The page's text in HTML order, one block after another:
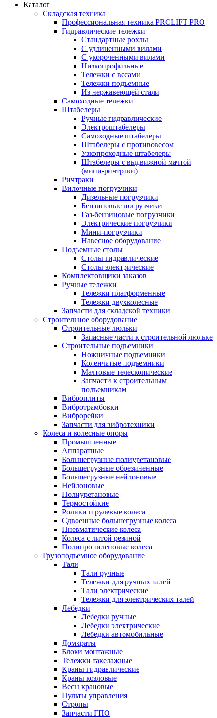
Каталог
Складская техника
Профессиональная техника PROLIFT PRO
Гидравлические тележки
Стандартные рохлы
С удлиненными вилами
С укороченными вилами
Низкопрофильные
Тележки с весами
Тележки подъемные
Из нержавеющей стали
Самоходные тележки
Штабелеры
Ручные гидравлические
Электроштабелеры
Самоходные штабелеры
Штабелеры с противовесом
Узкопроходные штабелеры
Штабелеры с выдвижной мачтой
(мини-ричтраки)
Ричтраки
Вилочные погрузчики
Дизельные погрузчики
Бензиновые погрузчики
Газ-бензиновые погрузчики
Электрические погрузчики
Мини-погрузчики
Навесное оборудование
Подъемные столы
Столы гидравлические
Столы электрические
Комплектовщики заказов
Ручные тележки
Тележки платформенные
Тележки двухколесные
Запчасти для складской техники
Строительное оборудование
Строительные люльки
Запасные части к строительной люльке
Строительные подъемники
Ножничные подъемники
Коленчатые подъемники
Мачтовые телескопические
Запчасти к строительным
подъемникам
Виброплиты
Вибротрамбовки
Виброрейки
Запчасти для вибротехники
Колеса и колесные опоры
Промышленные
Аппаратные
Большегрузные полиуретановые
Большегрузные обрезиненные
Большегрузные нейлоновые
Нейлоновые
Полиуретановые
Термостойкие
Ролики и рулевые колеса
Сдвоенные большегрузные колеса
Пневматические колеса
Колеса с литой резиной
Полипропиленовые колеса
Грузоподъемное оборудование
Тали
Тали ручные
Тележки для ручных талей
Тали электрические
Тележки для электрических талей
Лебедки
Лебедки ручные
Лебедки электрические
Лебедки автомобильные
Домкраты
Блоки монтажные
Тележки такелажные
Краны гидравлические
Краны козловые
Весы крановые
Пульты управления
Стропы
Запчасти ГПО